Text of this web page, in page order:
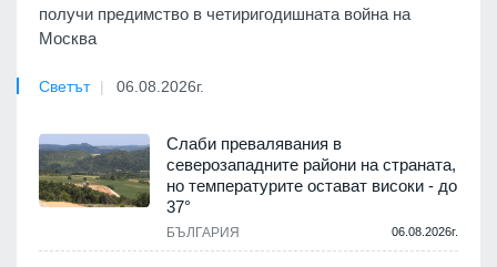
получи предимство в четиригодишната война на
Москва
Светът 06.08.2026г.
Слаби превалявания в
северозападните райони на страната,
но температурите остават високи - до
37°
БЪЛГАРИЯ 06.08.2026г.